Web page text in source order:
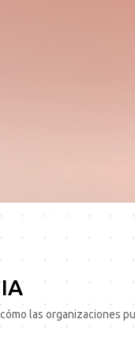
las organizaciones